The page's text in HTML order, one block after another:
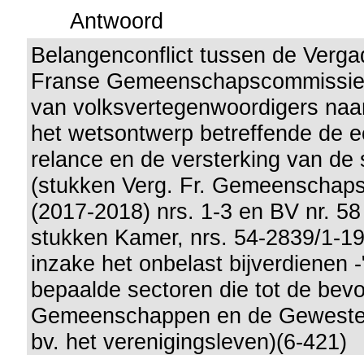
Antwoord
Belangenconflict tussen de
Franse
van volksvertegenwoordigers
het wetsontwerp betreffende de
relance en de versterking van de
(stukken Verg. Fr.
(2017-2018) nrs. 1-3 en BV nr.
stukken Kamer, nrs. 54-2839/1-
inzake het onbelast bijverdienen
bepaalde sectoren die tot de
Gemeenschappen en de
bv. het verenigingsleven)(6-421)